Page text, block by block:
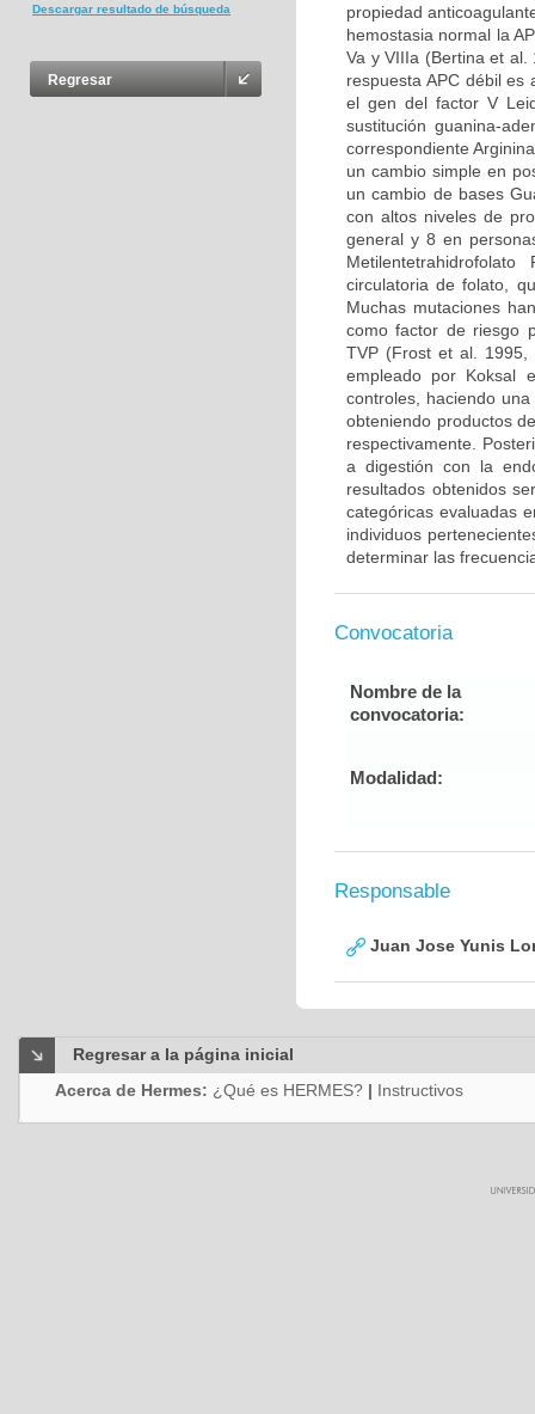
Descargar resultado de búsqueda
Regresar
propiedad
hemostasia normal la
Va y VIIIa (Bertina et
respuesta APC débil es
el gen del factor V
sustitución guanina-
correspondiente
un cambio simple en
un cambio de bases
con altos niveles de
general y 8 en
circulatoria de folato,
Muchas mutaciones
como factor de riesgo
TVP (Frost et al. 1995,
empleado por Koksal
controles, haciendo
obteniendo productos
respectivamente.
a digestión con la
resultados obtenidos
categóricas evaluadas
individuos
determinar las
Convocatoria
Nombre de la
convocatoria:
Modalidad:
Responsable
Juan Jose Yunis
Regresar a la página inicial
Acerca de Hermes: ¿Qué es HERMES? | Instructivos